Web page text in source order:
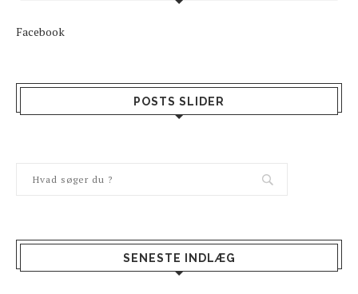
Facebook
POSTS SLIDER
SENESTE INDLÆG